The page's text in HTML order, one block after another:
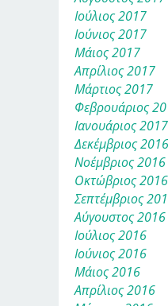
Ιούλιος 2017
Ιούνιος 2017
Μάιος 2017
Απρίλιος 2017
Μάρτιος 2017
Φεβρουάριος
Ιανουάριος 2017
Δεκέμβριος 2016
Νοέμβριος 2016
Οκτώβριος 2016
Σεπτέμβριος
Αύγουστος 2016
Ιούλιος 2016
Ιούνιος 2016
Μάιος 2016
Απρίλιος 2016